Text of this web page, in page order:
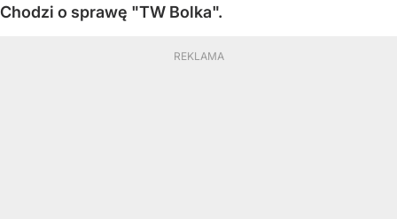
Chodzi o sprawę "TW Bolka".